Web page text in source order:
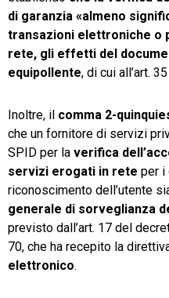
di garanzia «almeno
transazioni elettroniche o
rete, gli effetti del
equipollente, di cui all’art.
Inoltre, il comma 2-
che un fornitore di servizi
SPID per la verifica
servizi erogati in rete per i
riconoscimento dell’utente
generale di sorveglianza
previsto dall’art. 17 del
70, che ha recepito la
elettronico.